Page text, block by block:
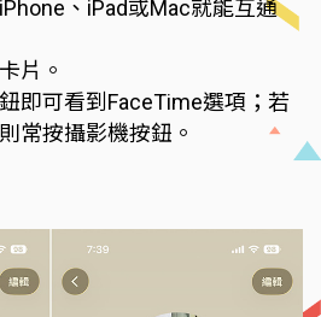
、iPad或Mac就能互通
片。
即可看到FaceTime選項；若
常按攝影機按鈕。